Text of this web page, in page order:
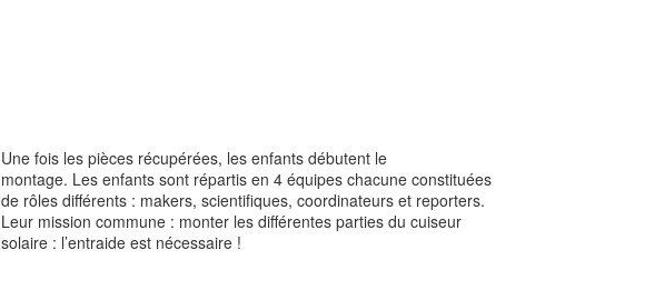
Une fois les pièces récupérées, les enfants débutent le
montage. Les enfants sont répartis en 4 équipes chacune constituées
de rôles différents : makers, scientifiques, coordinateurs et reporters.
Leur mission commune : monter les différentes parties du cuiseur
solaire : l’entraide est nécessaire !